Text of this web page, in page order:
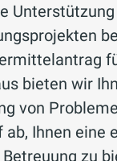
bieten wir
von
ab, Ihnen eine
zu